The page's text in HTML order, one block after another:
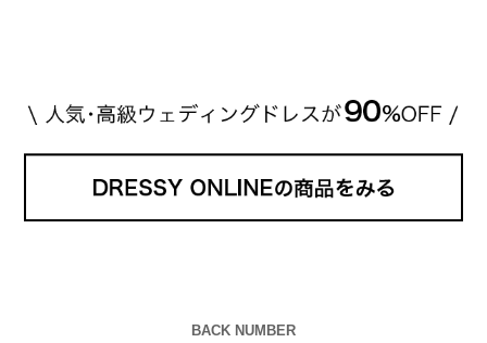
BACK NUMBER